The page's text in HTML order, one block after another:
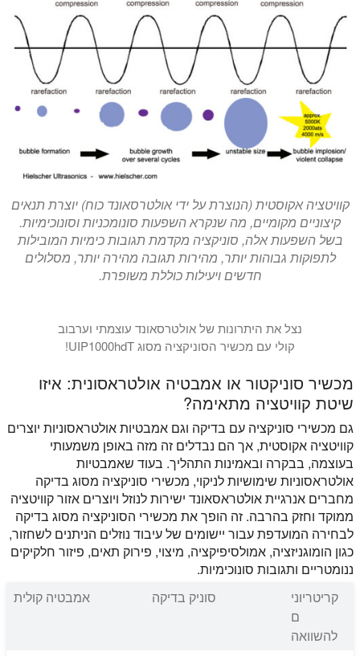
קוויטציה אקוסטית (הנוצרת על ידי אולטרסאונד כוח) יוצרת תנאים
קיצוניים מקומיים, מה שנקרא השפעות סונומכניות וסונוכימיות.
בשל השפעות אלה, סוניקציה מקדמת תגובות כימיות המובילות
לתפוקות גבוהות יותר, מהירות תגובה מהירה יותר, מסלולים
חדשים ויעילות כוללת משופרת.
נצל את היתרונות של אולטרסאונד עוצמתי וערבוב
קולי עם מכשיר הסוניקציה מסוג UIP1000hdT!
מכשיר סוניקטור או אמבטיה אולטראסונית: איזו
שיטת קוויטציה מתאימה?
גם מכשירי סוניקציה עם בדיקה וגם אמבטיות אולטראסוניות יוצרים
קוויטציה אקוסטית, אך הם נבדלים זה מזה באופן משמעותי
בעוצמה, בבקרה ובאמינות התהליך. בעוד שאמבטיות
אולטראסוניות שימושיות לניקוי, מכשירי סוניקציה מסוג בדיקה
מחברים אנרגיית אולטראסאונד ישירות לנוזל ויוצרים אזור קוויטציה
ממוקד וחזק בהרבה. זה הופך את מכשירי הסוניקציה מסוג בדיקה
לבחירה המועדפת עבור יישומים של עיבוד נוזלים הניתנים לשחזור,
כגון הומוגניזציה, אמולסיפיקציה, מיצוי, פירוק תאים, פיזור חלקיקים
ננומטריים ותגובות סונוכימיות.
קריטריוני
ם
להשוואה
סוניק בדיקה אמבטיה קולית